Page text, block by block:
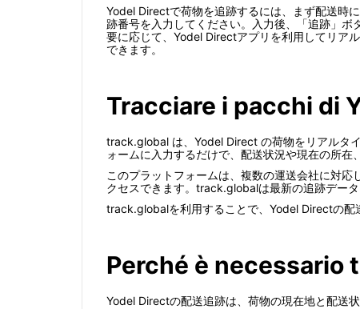
Yodel Directで荷物を追跡するには、まず配送時
跡番号を入力してください。入力後、「追跡」
要に応じて、Yodel Directアプリを利用してリア
できます。
Tracciare i pacchi di
track.global は、Yodel Direct の荷物をリアルタ
ォームに入力するだけで、配送状況や現在の所在
このプラットフォームは、複数の運送会社に対
クセスできます。track.globalは最新の追跡デー
track.globalを利用することで、Yodel Directの配
Perché è necessario
Yodel Directの配送追跡は、荷物の現在地と配送